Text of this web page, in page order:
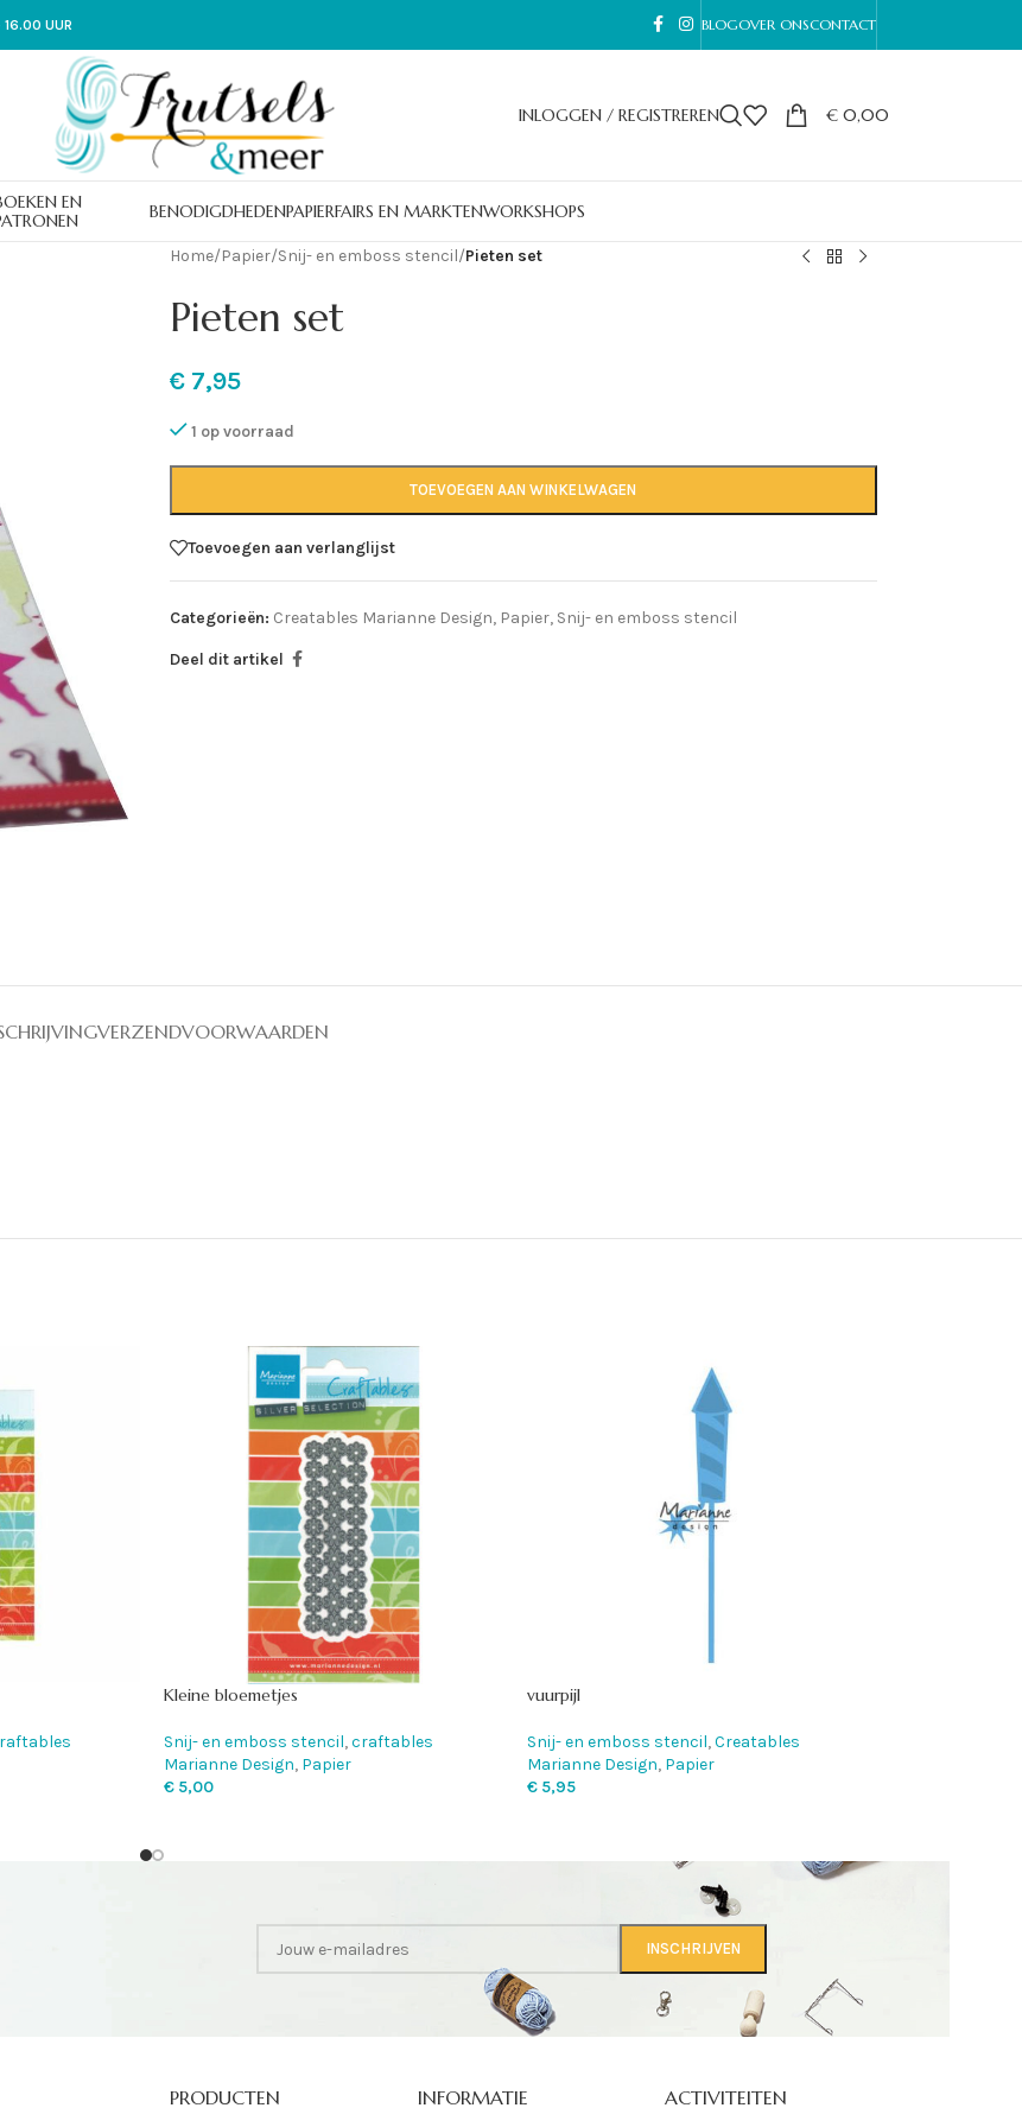
16.00 UUR BLOGOVER ONSCONTACT
INLOGGEN / REGISTREREN € 0,00
EN
BENODIGDHEDENPAPIERFAIRS EN MARKTENWORKSHOPS
Home/Papier/Snij- en emboss stencil/Pieten set
Pieten set
€7,95
1 op voorraad
TOEVOEGEN AAN WINKELWAGEN
Toevoegen aan verlanglijst
Categorieën: Creatables Marianne Design, Papier, Snij- en emboss stencil
Deel dit artikel
VERZENDVOORWAARDEN
Kleine bloemetjes
Snij- en emboss stencil,craftables
Marianne Design, Papier
€ 5,00
vuurpijl
Snij- en emboss stencil, Creatables
Marianne Design, Papier
€5,95
PRODUCTEN INFORMATIE ACTIVITEITEN